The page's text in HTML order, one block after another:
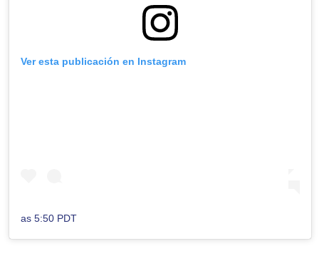
Ver esta publicación en Instagram
as 5:50 PDT